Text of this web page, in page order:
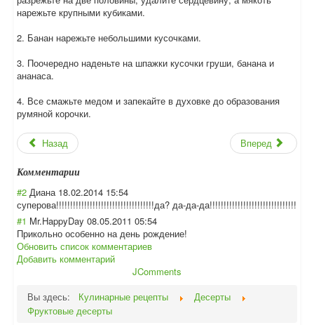
нарежьте крупными кубиками.
2. Банан нарежьте небольшими кусочками.
3. Поочередно наденьте на шпажки кусочки груши, банана и
ананаса.
4. Все смажьте медом и запекайте в духовке до образования
румяной корочки.
Назад Вперед
Комментарии
#2 Диана 18.02.2014 15:54
суперова!!!!!!!!!!!!!!!!!!!!!!!!!!!!!!!!!!!да? да-да-да!!!!!!!!!!!!!!!!!!!!!!!!!!!!!!!
#1 Mr.HappyDay 08.05.2011 05:54
Прикольно особенно на день рождение!
Обновить список комментариев
Добавить комментарий
JComments
Вы здесь:
Кулинарные рецепты
Десерты
Фруктовые десерты